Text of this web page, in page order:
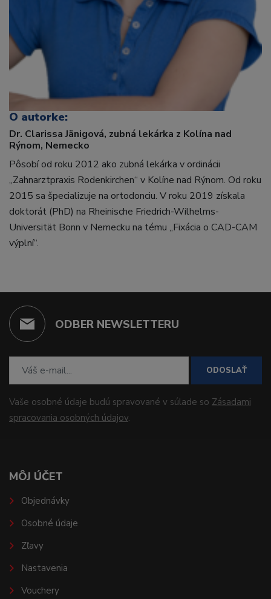
O autorke:
Dr. Clarissa Jänigová, zubná lekárka z Kolína nad
Rýnom, Nemecko
Pôsobí od roku 2012 ako zubná lekárka v ordinácii
„Zahnarztpraxis Rodenkirchen“ v Kolíne nad Rýnom. Od roku
2015 sa špecializuje na ortodonciu. V roku 2019 získala
doktorát (PhD) na Rheinische Friedrich-Wilhelms-
Universität Bonn v Nemecku na tému „Fixácia o CAD-CAM
výplní“.
ODBER NEWSLETTERU
ODOSLAŤ
Vaše osobné údaje budú spravované v súlade so Zásadami
spracovania osobných údajov.
MÔJ ÚČET
Objednávky
Osobné údaje
Zľavy
Nastavenia
Vouchery